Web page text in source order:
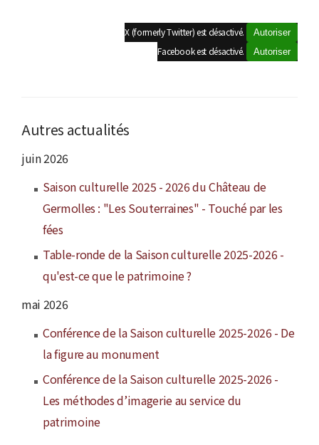
X (formerly Twitter) est désactivé. Autoriser
Facebook est désactivé. Autoriser
Autres actualités
juin 2026
Saison culturelle 2025 - 2026 du Château de
Germolles : "Les Souterraines" - Touché par les
fées
Table-ronde de la Saison culturelle 2025-2026 -
qu'est-ce que le patrimoine ?
mai 2026
Conférence de la Saison culturelle 2025-2026 - De
la figure au monument
Conférence de la Saison culturelle 2025-2026 -
Les méthodes d’imagerie au service du
patrimoine